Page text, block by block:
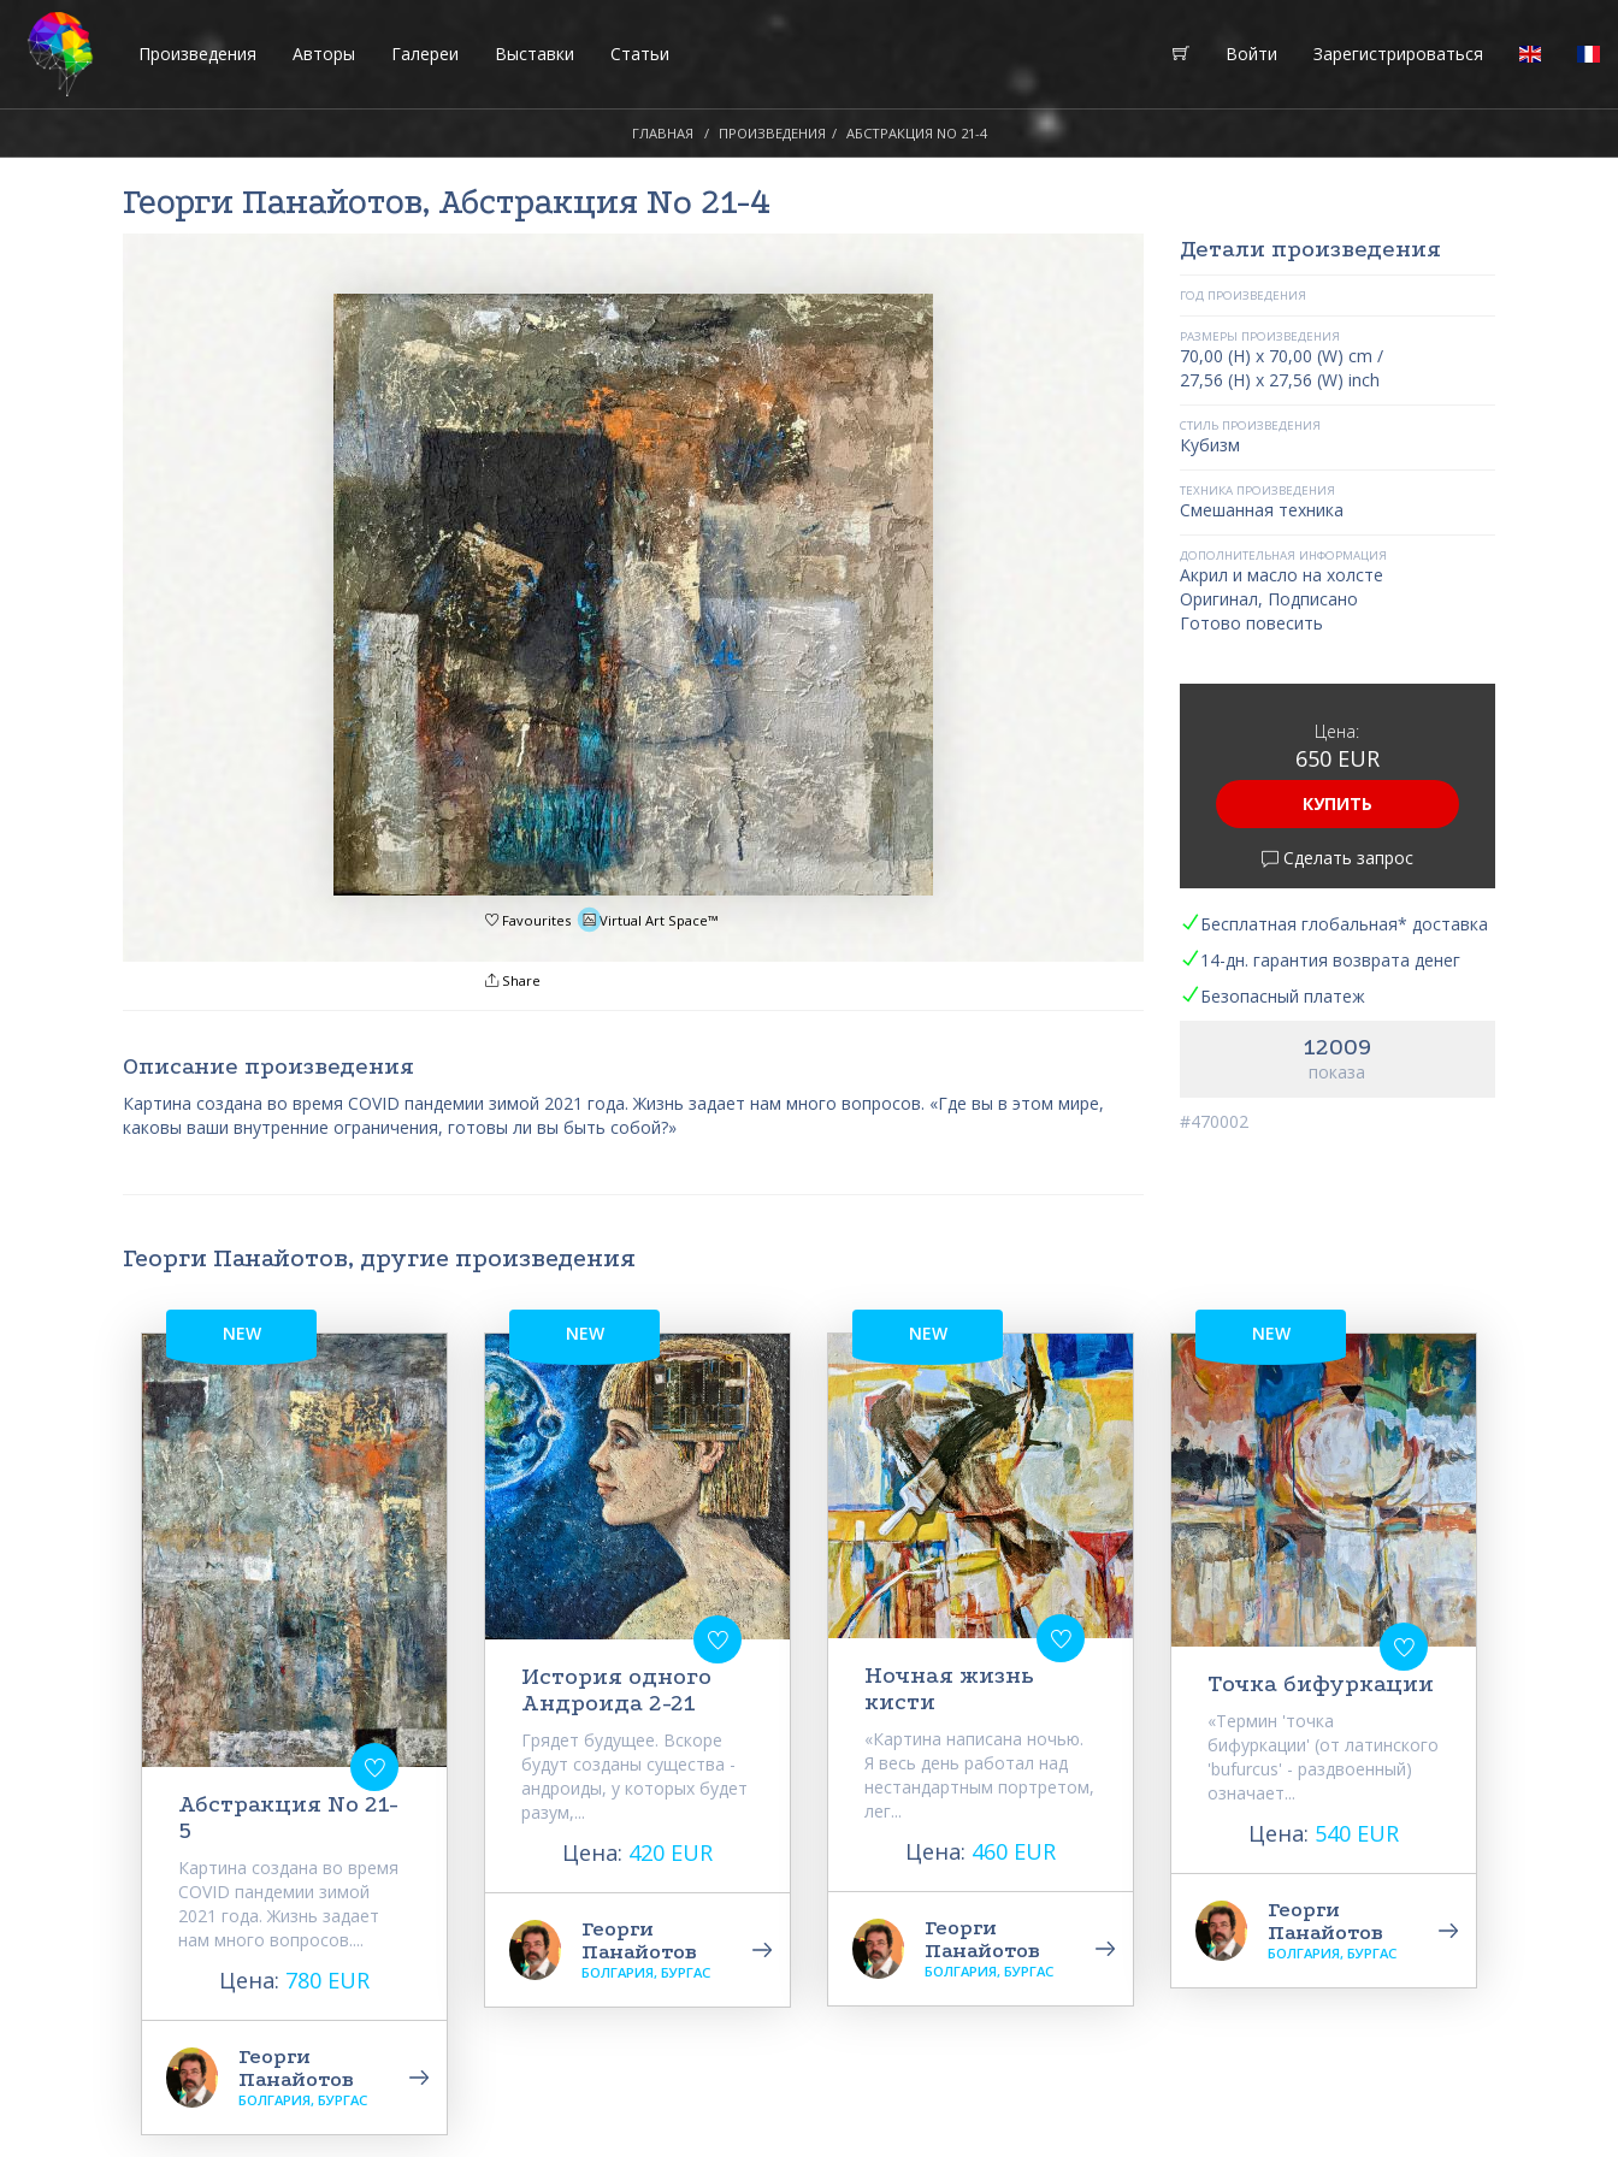
Произведения Авторы Галереи Выставки Статьи Войти Зарегистрироваться
ГЛАВНАЯ ПРОИЗВЕДЕНИЯ АБСТРАКЦИЯ NO 21-4
Георги Панайотов, Абстракция No 21-4
Favourites Virtual Art Space™
Share
Описание произведения
Картина создана во время COVID пандемии зимой 2021 года. Жизнь задает нам много вопросов. «Где вы в этом мире,
каковы ваши внутренние ограничения, готовы ли вы быть собой?»
Детали произведения
ГОД ПРОИЗВЕДЕНИЯ
РАЗМЕРЫ ПРОИЗВЕДЕНИЯ
70,00 (H) x 70,00 (W) cm /
27,56 (H) x 27,56 (W) inch
СТИЛЬ ПРОИЗВЕДЕНИЯ
Кубизм
ТЕХНИКА ПРОИЗВЕДЕНИЯ
Смешанная техника
ДОПОЛНИТЕЛЬНАЯ ИНФОРМАЦИЯ
Акрил и масло на холсте
Оригинал, Подписано
Готово повесить
Цена:
650 EUR
КУПИТЬ
Сделать запрос
Бесплатная глобальная* доставка
14-дн. гарантия возврата денег
Безопасный платеж
12009
показа
#470002
Георги Панайотов, другие произведения
NEW
Абстракция No 21-
5
Картина создана во время
COVID пандемии зимой
2021 года. Жизнь задает
нам много вопросов....
Цена: 780 EUR
Георги
Панайотов
БОЛГАРИЯ, БУРГАС
NEW
История одного
Андроида 2-21
Грядет будущее. Вскоре
будут созданы существа -
андроиды, у которых будет
разум,...
Цена: 420 EUR
Георги
Панайотов
БОЛГАРИЯ, БУРГАС
NEW
Ночная жизнь
кисти
«Картина написана ночью.
Я весь день работал над
нестандартным портретом,
лег...
Цена: 460 EUR
Георги
Панайотов
БОЛГАРИЯ, БУРГАС
NEW
Точка бифуркации
«Термин 'точка
бифуркации' (от латинского
'bufurcus' - раздвоенный)
означает...
Цена: 540 EUR
Георги
Панайотов
БОЛГАРИЯ, БУРГАС